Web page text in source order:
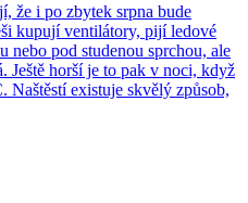
že i po zbytek srpna bude
kupují ventilátory, pijí ledové
nebo pod studenou sprchou, ale
Ještě horší je to pak v noci, když
Naštěstí existuje skvělý způsob,